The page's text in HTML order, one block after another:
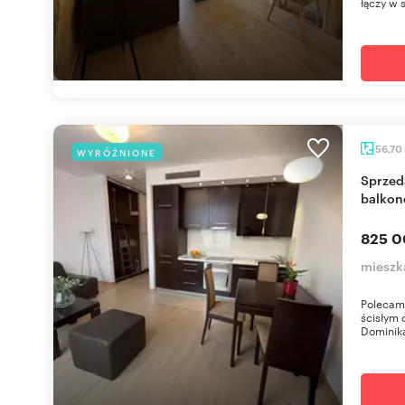
WYRÓŻNIONE 56,70
Sprzedam nowoczesne 2-pokojowe mieszkanie z
825